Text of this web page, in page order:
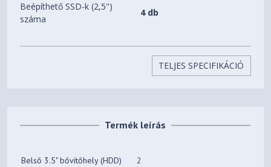
Beépíthető SSD-k (2,5")
száma
4 db
0 db
2 db
TELJES SPECIFIKÁCIÓ
Termék leírás
Belső 3.5" bővítőhely (HDD)
2